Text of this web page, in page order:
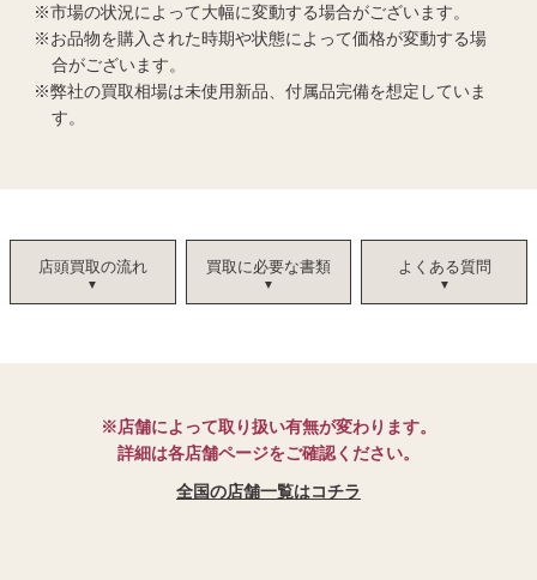
市場の状況によって大幅に変動する場合がございます。
お品物を購入された時期や状態によって価格が変動する場
合がございます。
弊社の買取相場は未使用新品、付属品完備を想定していま
す。
店頭買取の流れ 買取に必要な書類 よくある質問
※店舗によって取り扱い有無が変わります。
詳細は各店舗ページをご確認ください。
全国の店舗一覧はコチラ